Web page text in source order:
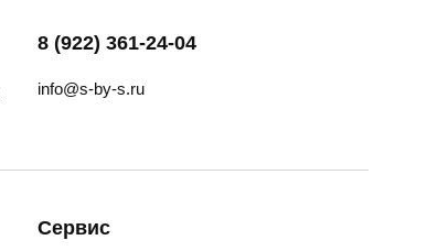
8 (922) 361-24-04
info@s-by-s.ru
Сервис